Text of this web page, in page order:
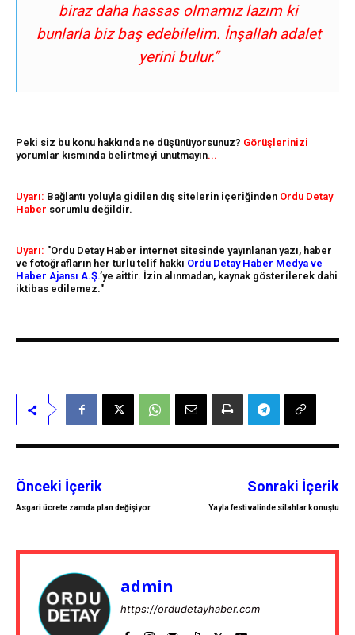
biraz daha hassas olmamız lazım ki
bunlarla biz baş edebilelim. İnşallah adalet
yerini bulur.”
Peki siz bu konu hakkında ne düşünüyorsunuz? Görüşlerinizi
yorumlar kısmında belirtmeyi unutmayın...
Uyarı: Bağlantı yoluyla gidilen dış sitelerin içeriğinden Ordu Detay
Haber sorumlu değildir.
Uyarı: "Ordu Detay Haber internet sitesinde yayınlanan yazı, haber
ve fotoğrafların her türlü telif hakkı Ordu Detay Haber Medya ve
Haber Ajansı A.Ş.’ye aittir. İzin alınmadan, kaynak gösterilerek dahi
iktibas edilemez."
Önceki İçerik
Asgari ücrete zamda plan değişiyor
Sonraki İçerik
Yayla festivalinde silahlar konuştu
admin
https://ordudetayhaber.com